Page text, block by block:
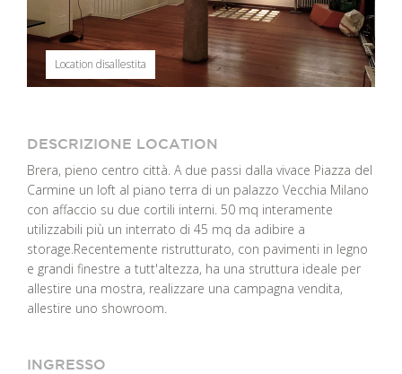
Location disallestita
DESCRIZIONE LOCATION
Brera, pieno centro città. A due passi dalla vivace Piazza del
Carmine un loft al piano terra di un palazzo Vecchia Milano
con affaccio su due cortili interni. 50 mq interamente
utilizzabili più un interrato di 45 mq da adibire a
storage.Recentemente ristrutturato, con pavimenti in legno
e grandi finestre a tutt'altezza, ha una struttura ideale per
allestire una mostra, realizzare una campagna vendita,
allestire uno showroom.
INGRESSO